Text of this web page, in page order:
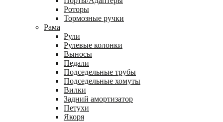
Роторы
Тормозные ручки
Рама
Рули
Рулевые колонки
Выносы
Педали
Подседельные трубы
Подседельные хомуты
Вилки
Задний амортизатор
Петухи
Якоря